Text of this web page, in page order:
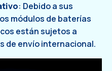
: Debido a sus
módulos de baterías
están sujetos a
de envío internacional.